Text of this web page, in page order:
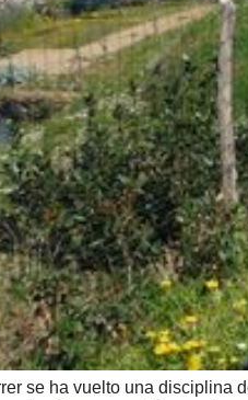
se ha vuelto una disciplina